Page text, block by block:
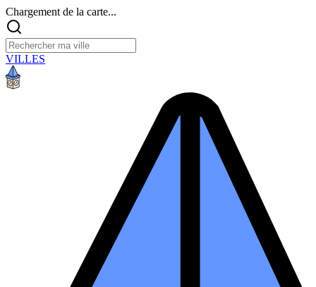
Chargement de la carte...
VILLES